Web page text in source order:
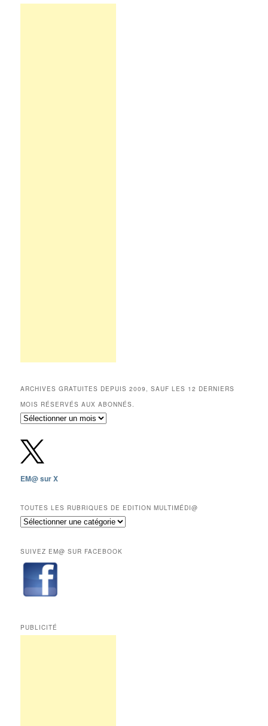
ARCHIVES GRATUITES DEPUIS 2009, SAUF LES 12 DERNIERS
MOIS RÉSERVÉS AUX ABONNÉS.
Archives
depuis
2009,
sauf
les
mois
réservés
aux
EM@ sur X
TOUTES LES RUBRIQUES DE EDITION MULTIMÉDI@
Toutes
de
Edition
Multimédi@
SUIVEZ EM@ SUR FACEBOOK
PUBLICITÉ